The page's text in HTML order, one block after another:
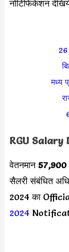
नोटिफिकेशन
26
मध्य
RGU Salary
वेतनमान 57,900
सैलरी संबंधित
2024 का
2024